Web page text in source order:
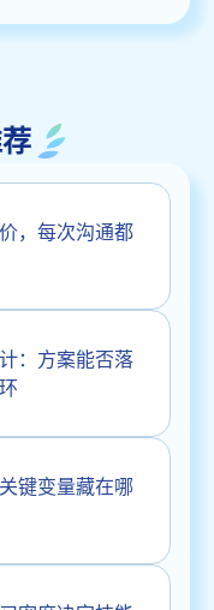
，每次沟通都
：方案能否落
键变量藏在哪